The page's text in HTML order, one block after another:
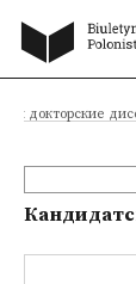
и докторские